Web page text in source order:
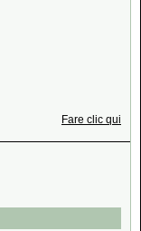
Fare clic qui